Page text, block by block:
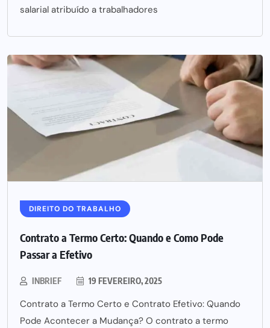
salarial atribuído a trabalhadores
DIREITO DO TRABALHO
Contrato a Termo Certo: Quando e Como Pode
Passar a Efetivo
INBRIEF 19 FEVEREIRO, 2025
Contrato a Termo Certo e Contrato Efetivo: Quando
Pode Acontecer a Mudança? O contrato a termo